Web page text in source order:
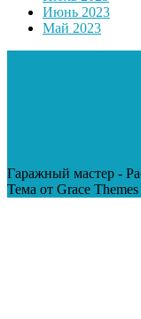
Июнь 2023
Май 2023
Гаражный мастер -
Тема от Grace Themes